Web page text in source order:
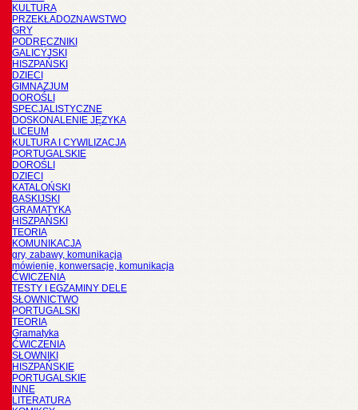
KULTURA
PRZEKŁADOZNAWSTWO
GRY
PODRĘCZNIKI
GALICYJSKI
HISZPAŃSKI
DZIECI
GIMNAZJUM
DOROŚLI
SPECJALISTYCZNE
DOSKONALENIE JĘZYKA
LICEUM
KULTURA I CYWILIZACJA
PORTUGALSKIE
DOROŚLI
DZIECI
KATALOŃSKI
BASKIJSKI
GRAMATYKA
HISZPAŃSKI
TEORIA
KOMUNIKACJA
gry, zabawy, komunikacja
mówienie, konwersacje, komunikacja
ĆWICZENIA
TESTY I EGZAMINY DELE
SŁOWNICTWO
PORTUGALSKI
TEORIA
Gramatyka
ĆWICZENIA
SŁOWNIKI
HISZPAŃSKIE
PORTUGALSKIE
INNE
LITERATURA